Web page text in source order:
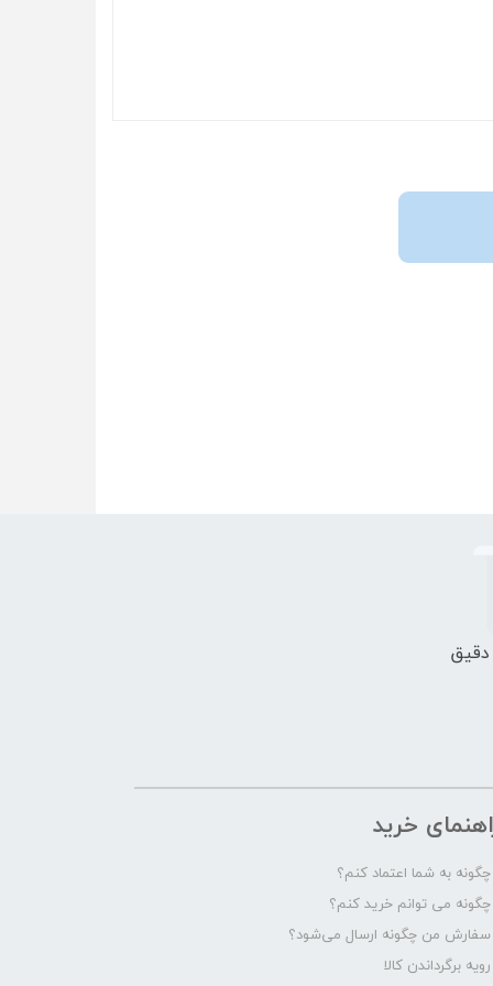
دقیق
خرید
چگونه به شما اعتماد کنم؟
چگونه می توانم خرید کنم؟
سفارش من چگونه ارسال می‌شود؟
رویه برگرداندن کالا